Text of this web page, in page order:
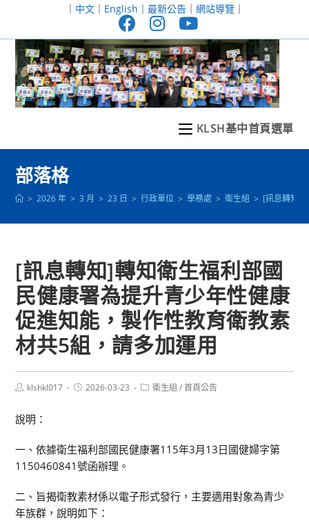
至
｜ 中文｜ English ｜ 最新公告｜ 網站導覽｜
KLSH基中首頁選單
部落格
> 2026 年 > 3 月 > 23 日 > 行政單位 > 學務處 > 衛生組 > [訊息轉知]
[訊息轉知]轉知衛生福利部國
民健康署為提升青少年性健康
促進知能，製作性教育衛教素
材共5組，請多加運用
Postklshkl017
Post2026-03-23
Post衛生組 / 首頁公告
說明：
一、依據衛生福利部國民健康署115年3月13日國健婦字第
1150460841號函辦理。
二、旨揭衛教素材係以電子形式發行，主要適用對象為青少
年族群，說明如下：